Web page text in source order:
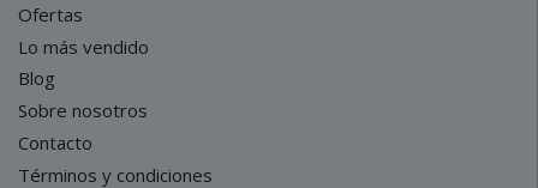
Ofertas
Lo más vendido
Blog
Sobre nosotros
Contacto
Términos y condiciones